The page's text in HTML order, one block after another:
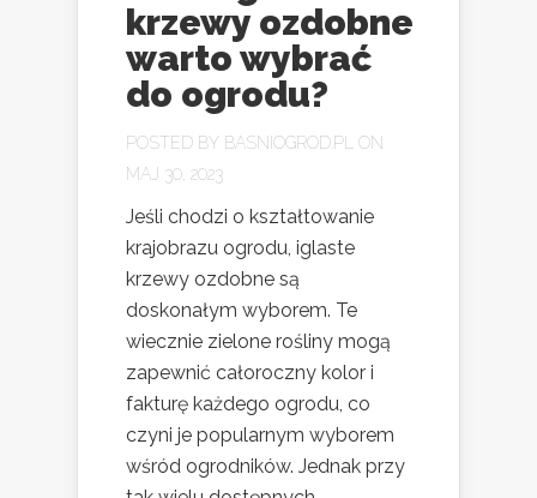
krzewy ozdobne
warto wybrać
do ogrodu?
POSTED BY BASNIOGROD.PL
ON
MAJ 30, 2023
Jeśli chodzi o kształtowanie
krajobrazu ogrodu, iglaste
krzewy ozdobne są
doskonałym wyborem. Te
wiecznie zielone rośliny mogą
zapewnić całoroczny kolor i
fakturę każdego ogrodu, co
czyni je popularnym wyborem
wśród ogrodników. Jednak przy